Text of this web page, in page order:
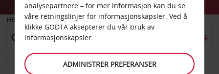
HENT FRA
Velg et annet leveringssted
analysepartnere – for mer informasjon kan du se
våre retningslinjer for informasjonskapsler. Ved å
klikke GODTA aksepterer du vår bruk av
informasjonskapsler.
ADMINISTRER PREFERANSER